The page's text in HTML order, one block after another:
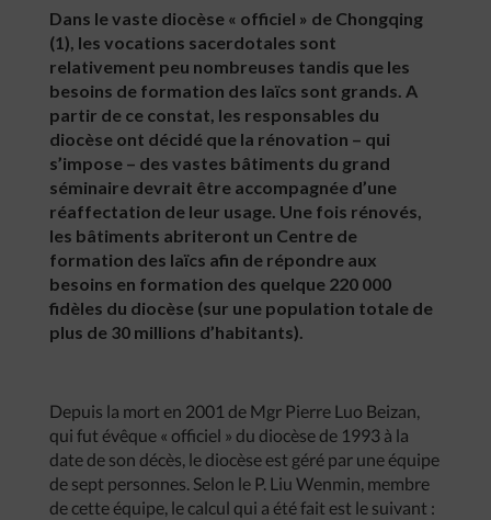
Dans le vaste diocèse « officiel » de Chongqing
(1), les vocations sacerdotales sont
relativement peu nombreuses tandis que les
besoins de formation des laïcs sont grands. A
partir de ce constat, les responsables du
diocèse ont décidé que la rénovation – qui
s’impose – des vastes bâtiments du grand
séminaire devrait être accompagnée d’une
réaffectation de leur usage. Une fois rénovés,
les bâtiments abriteront un Centre de
formation des laïcs afin de répondre aux
besoins en formation des quelque 220 000
fidèles du diocèse (sur une population totale de
plus de 30 millions d’habitants).
Depuis la mort en 2001 de Mgr Pierre Luo Beizan,
qui fut évêque « officiel » du diocèse de 1993 à la
date de son décès, le diocèse est géré par une équipe
de sept personnes. Selon le P. Liu Wenmin, membre
de cette équipe, le calcul qui a été fait est le suivant :